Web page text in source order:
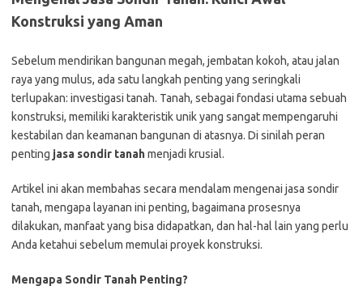
Konstruksi yang Aman
Sebelum mendirikan bangunan megah, jembatan kokoh, atau jalan
raya yang mulus, ada satu langkah penting yang seringkali
terlupakan: investigasi tanah. Tanah, sebagai fondasi utama sebuah
konstruksi, memiliki karakteristik unik yang sangat mempengaruhi
kestabilan dan keamanan bangunan di atasnya. Di sinilah peran
penting jasa sondir tanahmenjadi krusial.
Artikel ini akan membahas secara mendalam mengenai jasa sondir
tanah, mengapa layanan ini penting, bagaimana prosesnya
dilakukan, manfaat yang bisa didapatkan, dan hal-hal lain yang perlu
Anda ketahui sebelum memulai proyek konstruksi.
Mengapa Sondir Tanah Penting?